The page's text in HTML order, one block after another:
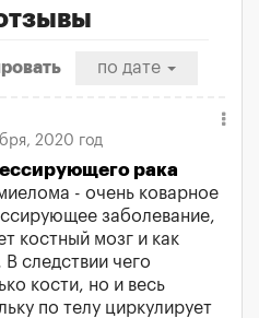
по дате
2020 год
рака
- очень коварное
заболевание,
костный мозг и как
В следствии чего
кости, но и весь
по телу циркулирует